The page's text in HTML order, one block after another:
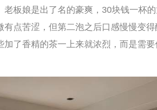
还养了一只慵懒的猫。天气好的时候坐在院子
甜香。这家店不光茶好，土菜也做得地道——鸡
活的地方志。
惜。这里真正的宝藏，其实是那些藏在茶汤背后